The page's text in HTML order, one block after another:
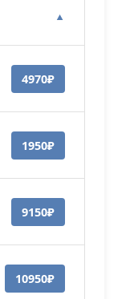
▼
4970₽
1950₽
9150₽
10950₽